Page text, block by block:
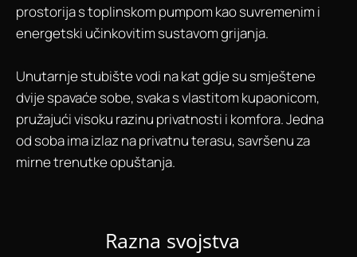
prostorija s toplinskom pumpom kao suvremenim i
energetski učinkovitim sustavom grijanja.
Unutarnje stubište vodi na kat gdje su smještene
dvije spavaće sobe, svaka s vlastitom kupaonicom,
pružajući visoku razinu privatnosti i komfora. Jedna
od soba ima izlaz na privatnu terasu, savršenu za
mirne trenutke opuštanja.
Razna svojstva